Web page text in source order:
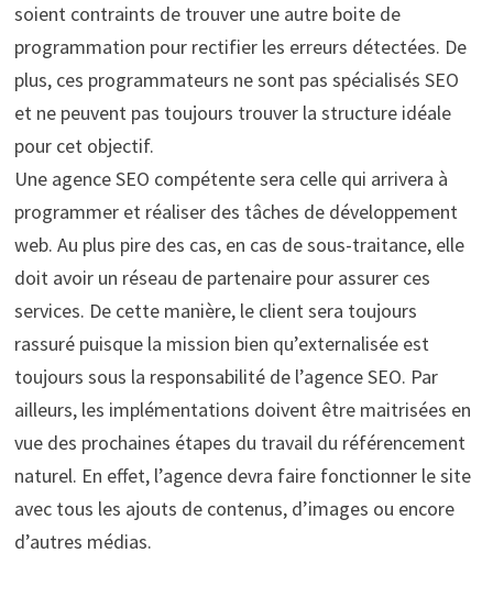
soient contraints de trouver une autre boite de
programmation pour rectifier les erreurs détectées. De
plus, ces programmateurs ne sont pas spécialisés SEO
et ne peuvent pas toujours trouver la structure idéale
pour cet objectif.
Une agence SEO compétente sera celle qui arrivera à
programmer et réaliser des tâches de développement
web. Au plus pire des cas, en cas de sous-traitance, elle
doit avoir un réseau de partenaire pour assurer ces
services. De cette manière, le client sera toujours
rassuré puisque la mission bien qu’externalisée est
toujours sous la responsabilité de l’agence SEO. Par
ailleurs, les implémentations doivent être maitrisées en
vue des prochaines étapes du travail du référencement
naturel. En effet, l’agence devra faire fonctionner le site
avec tous les ajouts de contenus, d’images ou encore
d’autres médias.